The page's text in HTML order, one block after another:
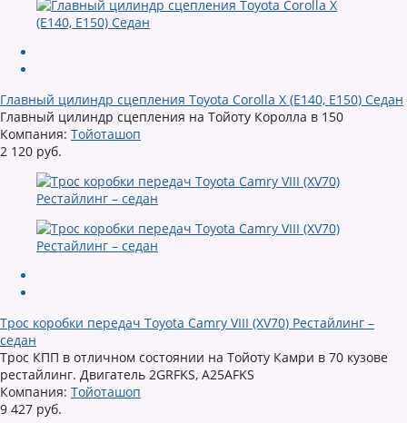
Главный цилиндр сцепления Toyota Corolla X (E140, E150) Седан
Главный цилиндр сцепления на Тойоту Королла в 150
Компания: Тойоташоп
2 120 руб.
Трос коробки передач Toyota Camry VIII (XV70) Рестайлинг –
седан
Трос КПП в отличном состоянии на Тойоту Камри в 70 кузове
рестайлинг. Двигатель 2GRFKS, A25AFKS
Компания: Тойоташоп
9 427 руб.